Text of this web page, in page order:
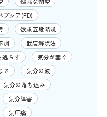
プシア(FD)
欲求五段階説
調
武装解除法
逸らす
気分が塞ぐ
さ
気分の波
気分の落ち込み
気分障害
気圧痛